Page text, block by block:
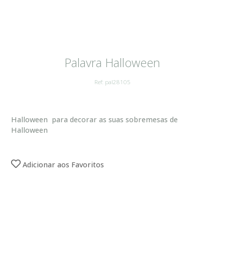
Palavra Halloween
Ref: pal28105
Halloween para decorar as suas sobremesas de
Halloween
Adicionar aos Favoritos